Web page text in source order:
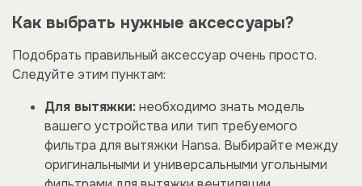
Как выбрать нужные аксессуары?
Подобрать правильный аксессуар очень просто.
Следуйте этим пунктам:
Для вытяжки:необходимо знать модель
вашего устройства или тип требуемого
фильтра для вытяжки Hansa. Выбирайте между
оригинальными и универсальными угольными